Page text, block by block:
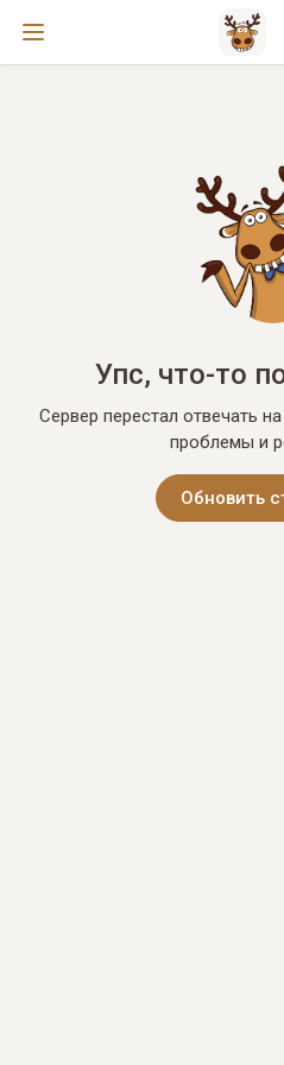
Упс, что-то
Сервер перестал отвечать
проблемы и
Обновить